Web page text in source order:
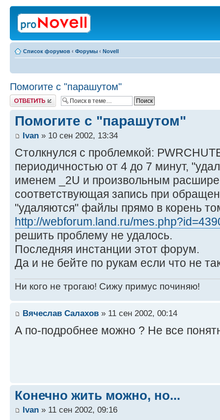
Список форумов ‹ Форумы ‹ Novell
Помогите с "парашутом"
Ответить
Помогите с "парашутом"
Ivan » 10 сен 2002, 13:34
Столкнулся с проблемкой:
периодичностью от 4 до 7 минут,
именем _2U и произвольным
соответствующая запись при
"удаляются" файлы прямо в корень
http://webforum.land.ru/
решить проблему не удалось.
Последняя инстанции этот форум.
Да и не бейте по рукам если что не
Ни кого не трогаю! Сижу примус починяю!
Вячеслав Салахов » 11 сен 2002, 00:14
А по-подробнее можно ? Не все
Конечно жить можно, но...
Ivan » 11 сен 2002, 09:16